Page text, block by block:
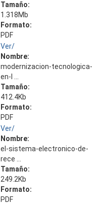
Tamaño:
1.318Mb
Formato:
PDF
Ver/
Nombre:
modernizacion-tecnologica-
en-l ...
Tamaño:
412.4Kb
Formato:
PDF
Ver/
Nombre:
el-sistema-electronico-de-
rece ...
Tamaño:
249.2Kb
Formato:
PDF